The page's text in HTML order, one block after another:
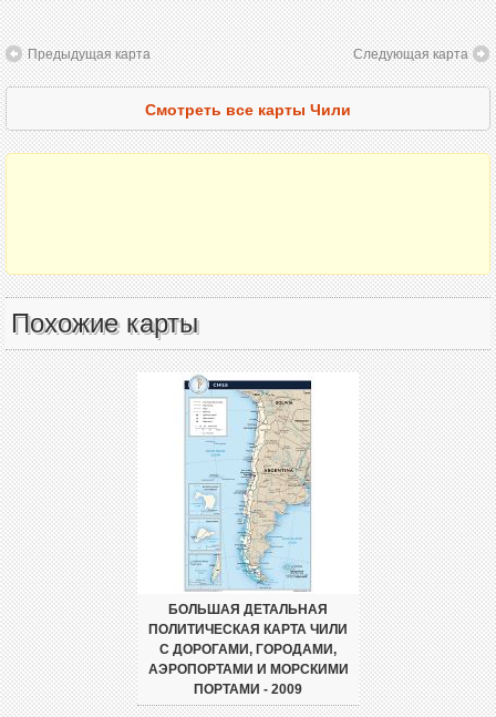
Предыдущая карта Следующая карта
Смотреть все карты Чили
Похожие карты
БОЛЬШАЯ ДЕТАЛЬНАЯ
ПОЛИТИЧЕСКАЯ КАРТА ЧИЛИ
С ДОРОГАМИ, ГОРОДАМИ,
АЭРОПОРТАМИ И МОРСКИМИ
ПОРТАМИ - 2009